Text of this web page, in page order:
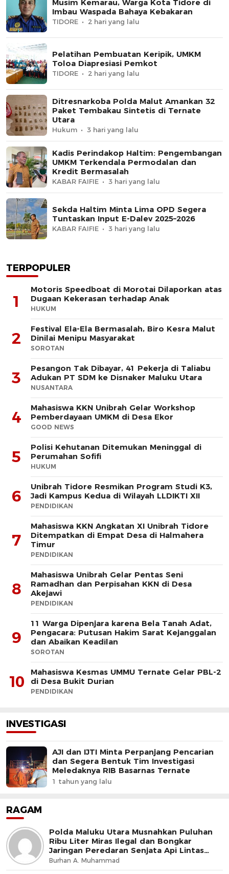
Musim Kemarau, Warga Kota Tidore di
Imbau Waspada Bahaya Kebakaran
TIDORE 2 hari yang lalu
Pelatihan Pembuatan Keripik, UMKM
Toloa Diapresiasi Pemkot
TIDORE 2 hari yang lalu
Ditresnarkoba Polda Malut Amankan 32
Paket Tembakau Sintetis di Ternate
Utara
Hukum 3 hari yang lalu
Kadis Perindakop Haltim: Pengembangan
UMKM Terkendala Permodalan dan
Kredit Bermasalah
KABAR FAIFIE 3 hari yang lalu
Sekda Haltim Minta Lima OPD Segera
Tuntaskan Input E-Dalev 2025–2026
KABAR FAIFIE 3 hari yang lalu
TERPOPULER
1
Motoris Speedboat di Morotai Dilaporkan atas
Dugaan Kekerasan terhadap Anak
HUKUM
2
Festival Ela-Ela Bermasalah, Biro Kesra Malut
Dinilai Menipu Masyarakat
SOROTAN
3
Pesangon Tak Dibayar, 41 Pekerja di Taliabu
Adukan PT SDM ke Disnaker Maluku Utara
NUSANTARA
4
Mahasiswa KKN Unibrah Gelar Workshop
Pemberdayaan UMKM di Desa Ekor
GOOD NEWS
5
Polisi Kehutanan Ditemukan Meninggal di
Perumahan Sofifi
HUKUM
6
Unibrah Tidore Resmikan Program Studi K3,
Jadi Kampus Kedua di Wilayah LLDIKTI XII
PENDIDIKAN
7
Mahasiswa KKN Angkatan XI Unibrah Tidore
Ditempatkan di Empat Desa di Halmahera
Timur
PENDIDIKAN
8
Mahasiswa Unibrah Gelar Pentas Seni
Ramadhan dan Perpisahan KKN di Desa
Akejawi
PENDIDIKAN
9
11 Warga Dipenjara karena Bela Tanah Adat,
Pengacara: Putusan Hakim Sarat Kejanggalan
dan Abaikan Keadilan
SOROTAN
10
Mahasiswa Kesmas UMMU Ternate Gelar PBL-2
di Desa Bukit Durian
PENDIDIKAN
INVESTIGASI
AJI dan IJTI Minta Perpanjang Pencarian
dan Segera Bentuk Tim Investigasi
Meledaknya RIB Basarnas Ternate
1 tahun yang lalu
RAGAM
Polda Maluku Utara Musnahkan Puluhan
Ribu Liter Miras Ilegal dan Bongkar
Jaringan Peredaran Senjata Api Lintas
Negara
Burhan A. Muhammad